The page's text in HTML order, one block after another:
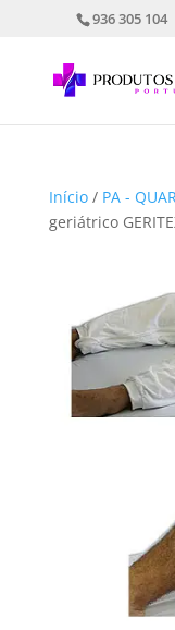
936 305 104
Início/ PA -
geriátrico